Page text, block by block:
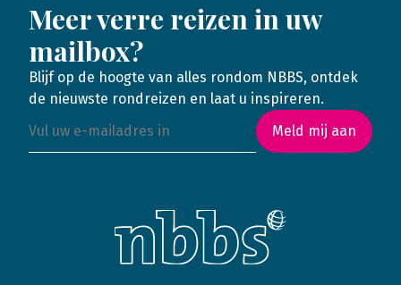
Meer verre reizen in uw
mailbox?
Blijf op de hoogte van alles rondom NBBS, ontdek
de nieuwste rondreizen en laat u inspireren.
Meld mij aan